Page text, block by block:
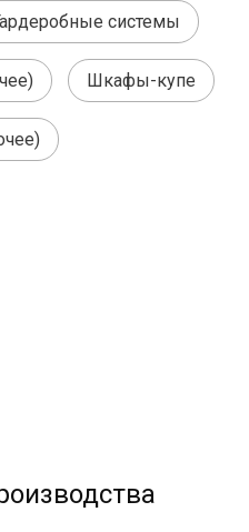
системы
Шкафы-купе